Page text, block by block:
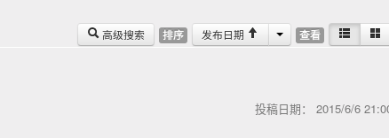
高级搜索 排序 发布日期 查看
投稿日期： 2015/6/6